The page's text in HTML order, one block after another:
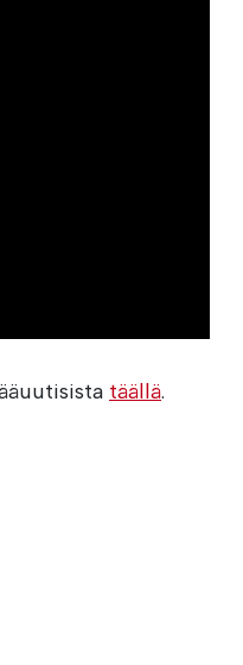
täällä.